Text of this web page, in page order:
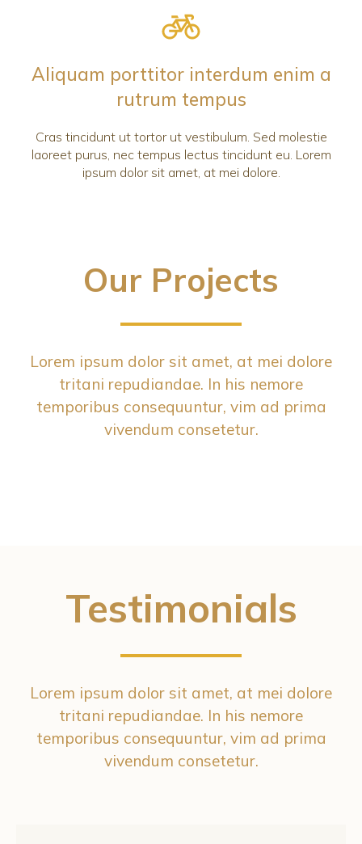
Aliquam porttitor interdum enim a
rutrum tempus
Cras tincidunt ut tortor ut vestibulum. Sed molestie
laoreet purus, nec tempus lectus tincidunt eu. Lorem
ipsum dolor sit amet, at mei dolore.
Our Projects
Lorem ipsum dolor sit amet, at mei dolore
tritani repudiandae. In his nemore
temporibus consequuntur, vim ad prima
vivendum consetetur.
Testimonials
Lorem ipsum dolor sit amet, at mei dolore
tritani repudiandae. In his nemore
temporibus consequuntur, vim ad prima
vivendum consetetur.